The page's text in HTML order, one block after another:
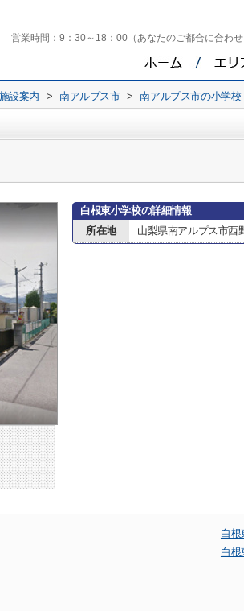
営業時間： 9：30～18：00（あなたのご都合に合わせ
設案内 > 南アルプス市 > 南アルプス市の小学校
白根東小学校の詳細情報
所在地
山梨県南アルプス市西
白根
白根